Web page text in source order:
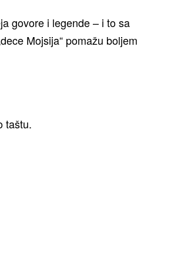
govore i legende – i to sa
Mojsija“ pomažu boljem
taštu.